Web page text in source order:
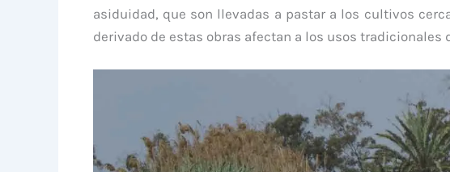
asiduidad, que son llevadas a pastar a los cultivos
derivado de estas obras afectan a los usos tradicionales